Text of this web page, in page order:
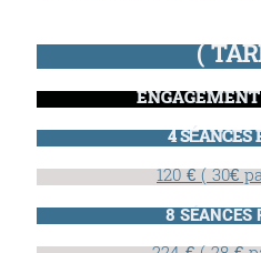
(
4 SÉANCES
120 € ( 30€
8 SÉANCES